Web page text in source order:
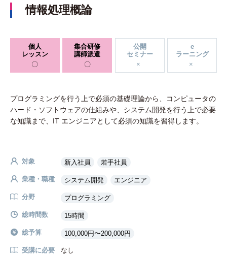
情報処理概論
個人
レッスン
集合研修
講師派遣
公開
セミナー
e
ラーニング
プログラミングを行う上で必須の基礎理論から、コンピュータの
ハード・ソフトウェアの仕組みや、システム開発を行う上で必要
な知識まで、IT エンジニアとして必須の知識を習得します。
対象 新入社員 若手社員
業種・職種 システム開発 エンジニア
分野 プログラミング
総時間数 15時間
総予算 100,000円〜200,000円
受講に必要
なし